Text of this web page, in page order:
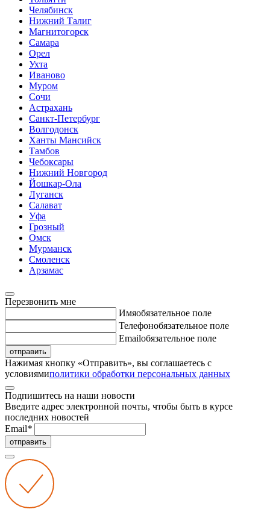
Челябинск
Нижний Талиг
Магнитогорск
Самара
Орел
Ухта
Иваново
Муром
Сочи
Астрахань
Санкт-Петербург
Волгодонск
Ханты Мансийск
Тамбов
Чебоксары
Нижний Новгород
Йошкар-Ола
Луганск
Салават
Уфа
Грозный
Омск
Мурманск
Смоленск
Арзамас
Перезвонить мне
Имяобязательное поле
Телефонобязательное поле
Emailобязательное поле
отправить
Нажимая кнопку «Отправить», вы соглашаетесь с
условиямиполитики обработки персональных данных
Подпишитесь на наши новости
Введите адрес электронной почты, чтобы быть в курсе
последних новостей
Email*
отправить